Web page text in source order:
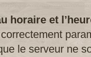
horaire et
le serveur ne